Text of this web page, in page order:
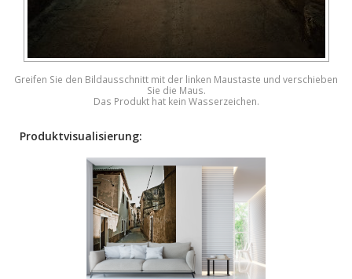
Greifen Sie den Bildausschnitt mit der linken Maustaste und verschieben
Sie die Maus.
Das Produkt hat kein Wasserzeichen.
Produktvisualisierung: